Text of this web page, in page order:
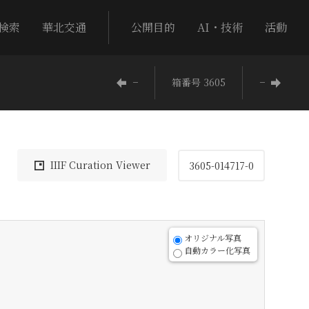
索 華北交通 公開目的 AI・技術 活動
− 箱番号 3605 −
IIIF Curation Viewer 3605-014717-0
オリジナル写真
自動カラー化写真